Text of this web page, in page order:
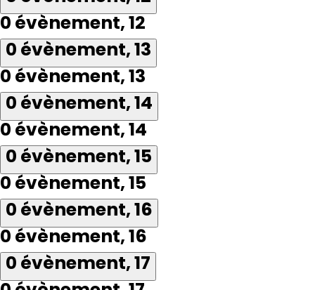
0 évènement,12
0 évènement,13
0 évènement,13
0 évènement,14
0 évènement,14
0 évènement,15
0 évènement,15
0 évènement,16
0 évènement,16
0 évènement,17